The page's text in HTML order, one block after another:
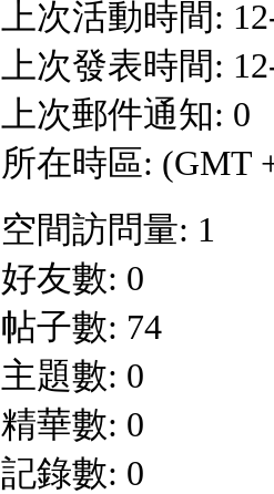
上次活動時間:
上次發表時間:
上次郵件通知: 0
所在時區: (GMT
空間訪問量: 1
好友數: 0
帖子數: 74
主題數: 0
精華數: 0
記錄數: 0